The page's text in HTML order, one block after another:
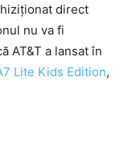
direct
nu va fi
AT&T a lansat în
Lite Kids Edition,